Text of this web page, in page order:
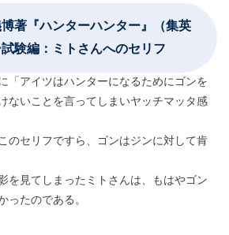
著『ハンターハンター』（集英
験編：ミトさんへのセリフ
「アイツはハンターになるためにゴンを
ないことを言ってしまいヤッチマッタ感
のセリフですら、ゴンはジンに対して肯
を見てしまったミトさんは、もはやゴン
ったのである。